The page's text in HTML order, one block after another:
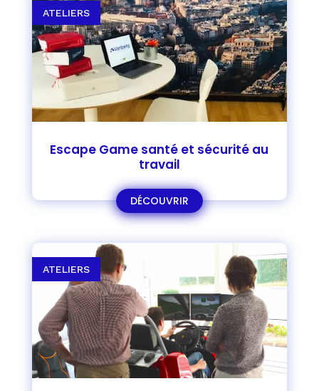
ATELIERS
Escape Game santé et sécurité au
travail
DÉCOUVRIR
ATELIERS